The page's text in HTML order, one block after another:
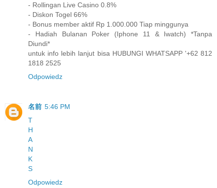
- Rollingan Live Casino 0.8%
- Diskon Togel 66%
- Bonus member aktif Rp 1.000.000 Tiap minggunya
- Hadiah Bulanan Poker (Iphone 11 & Iwatch) *Tanpa
Diundi*
untuk info lebih lanjut bisa HUBUNGI WHATSAPP '+62 812
1818 2525
Odpowiedz
名前 5:46 PM
T
H
A
N
K
S
Odpowiedz